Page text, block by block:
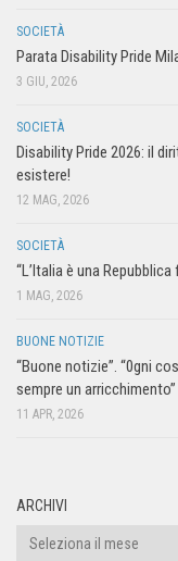
SOCIETÀ
Parata Disability Pride
3 GIU, 2026
SOCIETÀ
Disability Pride 2026: il
esistere!
12 MAG, 2026
SOCIETÀ
“L’Italia è una
1 MAG, 2026
BUONE NOTIZIE
“Buone notizie”. “0gni
sempre un arricchimento”
11 APR, 2026
ARCHIVI